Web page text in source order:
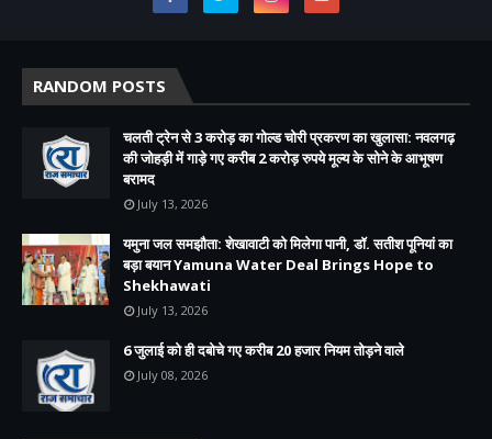
RANDOM POSTS
चलती ट्रेन से 3 करोड़ का गोल्ड चोरी प्रकरण का खुलासा: नवलगढ़
की जोहड़ी में गाड़े गए करीब 2 करोड़ रुपये मूल्य के सोने के आभूषण
बरामद
July 13, 2026
यमुना जल समझौता: शेखावाटी को मिलेगा पानी, डॉ. सतीश पूनियां का
बड़ा बयान Yamuna Water Deal Brings Hope to
Shekhawati
July 13, 2026
6 जुलाई को ही दबोचे गए करीब 20 हजार नियम तोड़ने वाले
July 08, 2026